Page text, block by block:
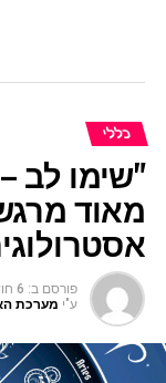
כללי
"שימו לב
מאוד
פורסם ב: 6 חודשים לפני
ע"י מערכת